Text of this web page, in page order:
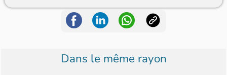
Dans le même rayon